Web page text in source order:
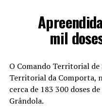
mil
O Comando Territorial
Territorial da Comporta,
cerca de 183 300 doses
Grândola.